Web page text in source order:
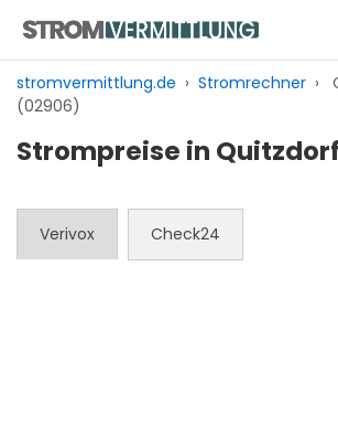
Inhalt
springen
stromvermittlung.de › Stromrechner ›
(02906)
Strompreise in
Verivox Check24